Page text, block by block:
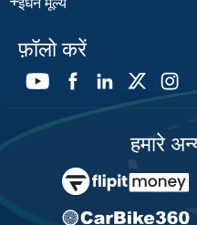
फ़ॉलो करें
हमारे